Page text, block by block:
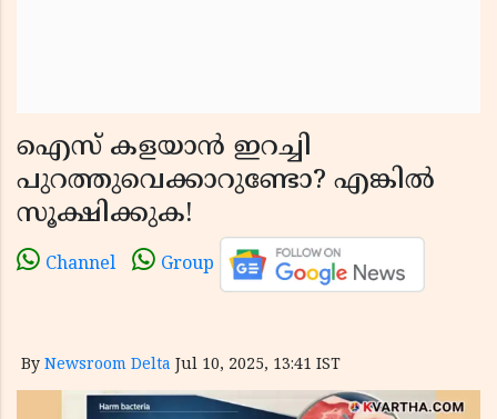
ഐസ് കളയാൻ ഇറച്ചി
പുറത്തുവെക്കാറുണ്ടോ? എങ്കിൽ
സൂക്ഷിക്കുക!
Channel Group
By Newsroom Delta Jul 10, 2025, 13:41 IST